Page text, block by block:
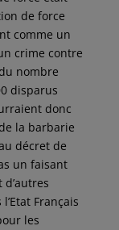
de force
comme un
crime contre
nombre
disparus
donc
la barbarie
décret de
un faisant
Français
les